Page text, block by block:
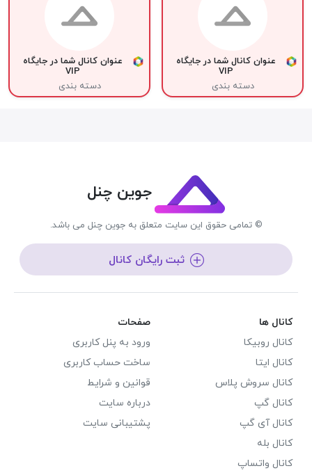
عنوان کانال شما در جایگاه
VIP
دسته بندی
عنوان کانال شما در جایگاه
VIP
دسته بندی
جوین چنل
© تمامی حقوق این سایت متعلق به جوین چنل می باشد.
ثبت رایگان کانال
کانال ها
کانال روبیکا
کانال ایتا
کانال سروش پلاس
کانال گپ
کانال آی گپ
کانال بله
کانال واتساپ
صفحات
ورود به پنل کاربری
ساخت حساب کاربری
قوانین و شرایط
درباره سایت
پشتیبانی سایت